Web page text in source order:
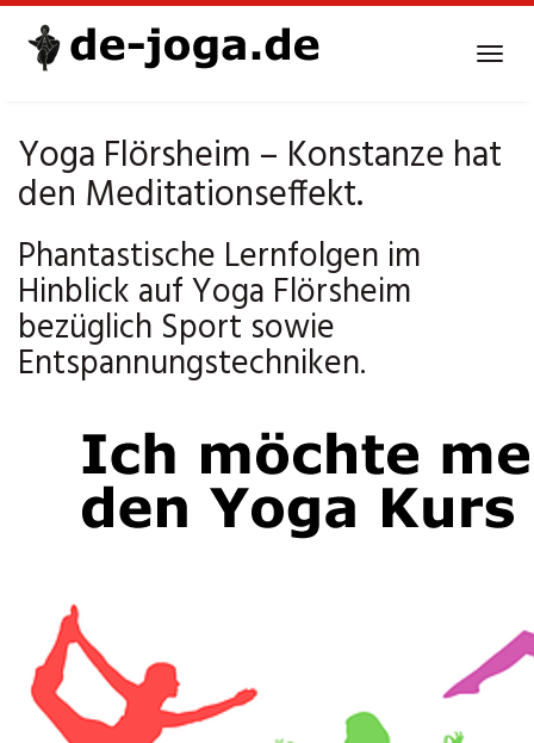
Yoga Flörsheim – Konstanze hat
den Meditationseffekt.
Phantastische Lernfolgen im
Hinblick auf Yoga Flörsheim
bezüglich Sport sowie
Entspannungstechniken.